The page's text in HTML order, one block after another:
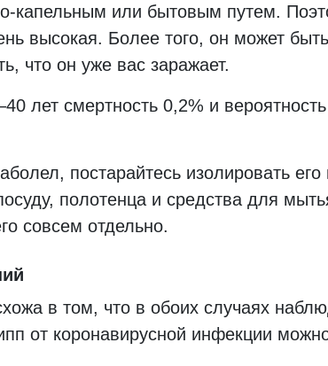
капельным или бытовым путем.
высокая. Более того, он может
что он уже вас заражает.
лет смертность 0,2% и
постарайтесь изолировать
полотенца и средства для
совсем отдельно.
в том, что в обоих случаях
от коронавирусной инфекции